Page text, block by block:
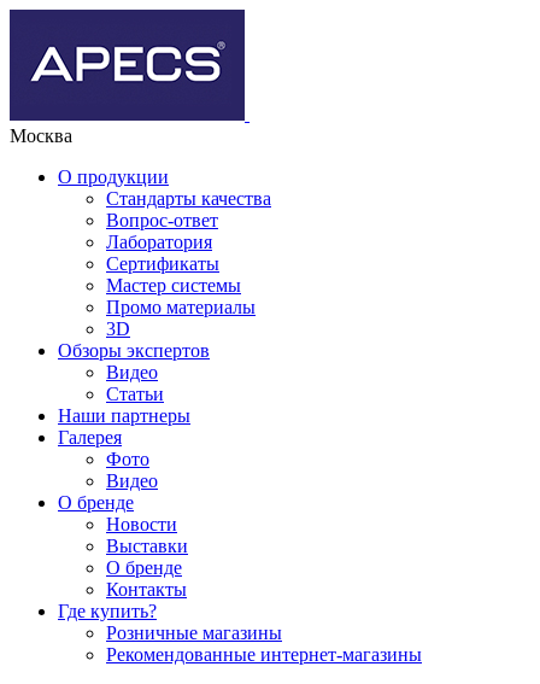
Москва
О продукции
Стандарты качества
Вопрос-ответ
Лаборатория
Сертификаты
Мастер системы
Промо материалы
3D
Обзоры экспертов
Видео
Статьи
Наши партнеры
Галерея
Фото
Видео
О бренде
Новости
Выставки
О бренде
Контакты
Где купить?
Розничные магазины
Рекомендованные интернет-магазины